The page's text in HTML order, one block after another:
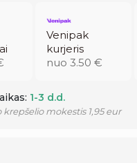
Venipak
kurjeris
nuo 3.50 €
1-3 d.d.
mokestis 1,95 eur